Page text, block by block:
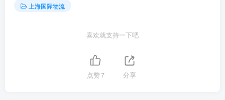
上海国际物流
喜欢就支持一下吧
点赞7 分享